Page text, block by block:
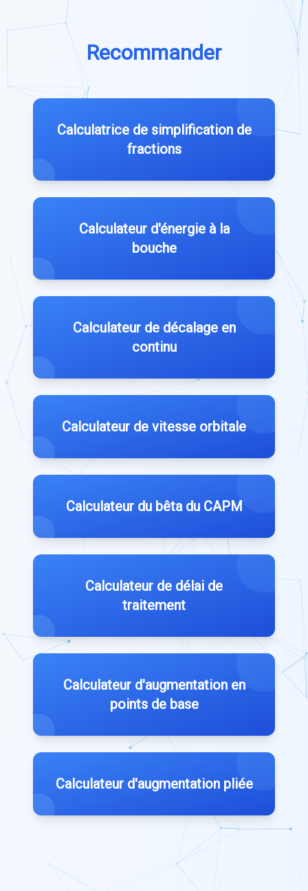
Recommander
Calculatrice de simplification de
fractions
Calculateur d'énergie à la
bouche
Calculateur de décalage en
continu
Calculateur de vitesse orbitale
Calculateur du bêta du CAPM
Calculateur de délai de
traitement
Calculateur d'augmentation en
points de base
Calculateur d'augmentation pliée